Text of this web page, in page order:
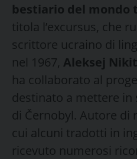
bestiario del mondo
titola l’excursus, che
scrittore ucraino di
nel 1967, Aleksej
ha collaborato al
destinato a mettere in
di Černobyl. Autore di
cui alcuni tradotti in
ricevuto numerosi